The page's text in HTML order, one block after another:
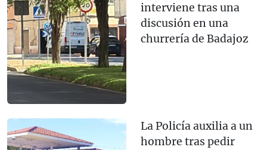
interviene tras una
discusión en una
churrería de Badajoz
La Policía auxilia a un
hombre tras pedir